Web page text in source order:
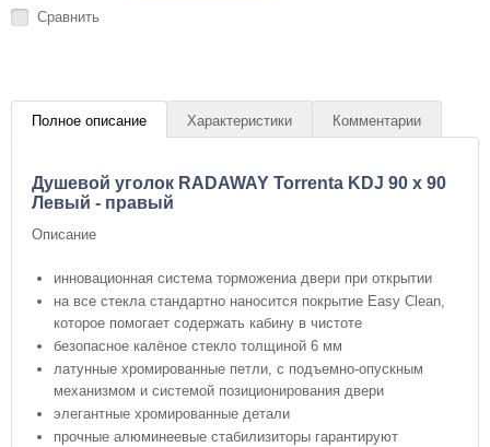
Сравнить
Полное описание Характеристики Комментарии
Душевой уголок RADAWAY Torrenta KDJ 90 x 90
Левый - правый
Описание
инновационная система торможениа двери при открытии
на все стекла стандартно наносится покрытие Easy Clean,
которое помогает содержать кабину в чистоте
безопасное калёное стекло толщиной 6 мм
латунные хромированные петли, с подъемно-опускным
механизмом и системой позиционирования двери
элегантные хромированные детали
прочные алюминеевые стабилизиторы гарантируют